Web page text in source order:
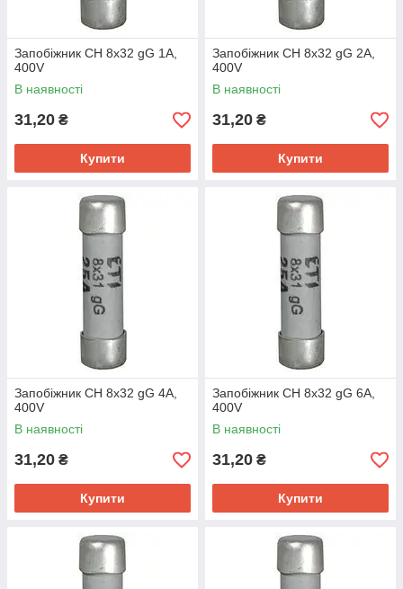
Запобіжник CH 8x32 gG 1A,
400V
В наявності
31,20 ₴
Купити
Запобіжник CH 8x32 gG 2A,
400V
В наявності
31,20 ₴
Купити
Запобіжник CH 8x32 gG 4A,
400V
В наявності
31,20 ₴
Купити
Запобіжник CH 8x32 gG 6A,
400V
В наявності
31,20 ₴
Купити